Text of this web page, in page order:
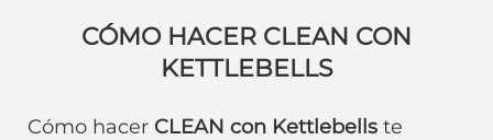
CÓMO HACER CLEAN CON
KETTLEBELLS
Cómo hacer CLEAN con Kettlebells te